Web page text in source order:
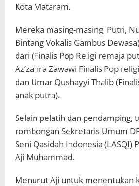
Kota Mataram.
Mereka masing-masing, Putri,
Bintang Vokalis Gambus
dari (Finalis Pop Religi remaja
Az’zahra Zawawi Finalis Pop
dan Umar Qushayyi Thalib
anak putra).
Selain pelatih dan pendamping,
rombongan Sekretaris Umum
Seni Qasidah Indonesia (LASQI)
Aji Muhammad.
Menurut Aji untuk menentukan